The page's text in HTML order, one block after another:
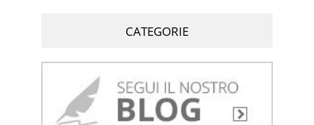
CATEGORIE